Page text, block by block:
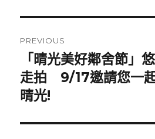
navigation
PREVIOUS
Previous
post:
「晴光美好鄰舍節」
走拍 9/17邀請您一
晴光!